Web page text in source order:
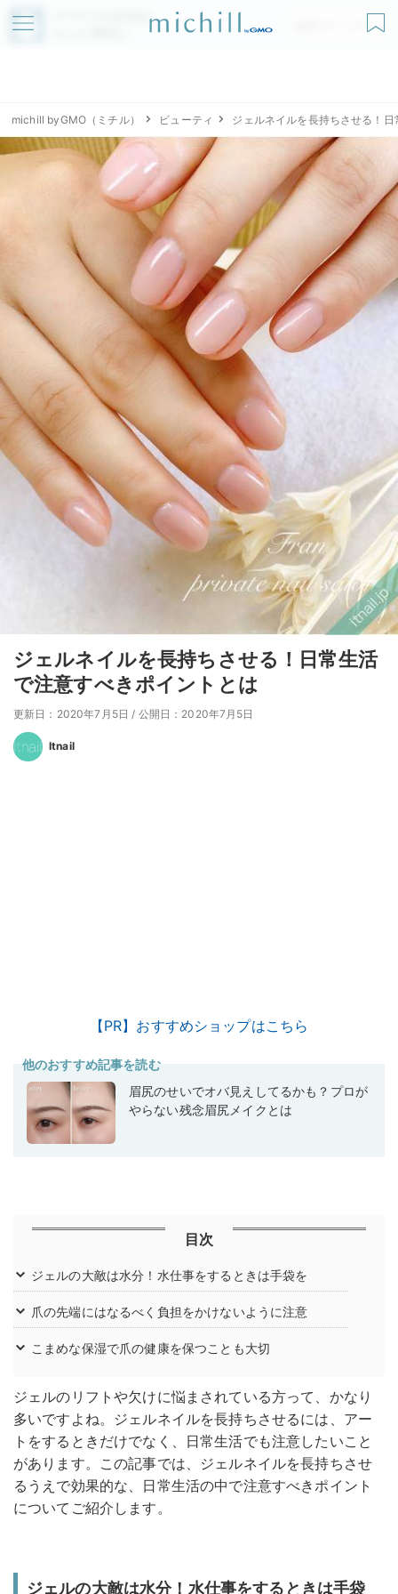
アプリでmichillが
無料ダウンロード
michill byGMO（ミチル） ビューティ ジェルネイルを長持ちさせる！
ジェルネイルを長持ちさせる！日常生活
で注意すべきポイントとは
更新日：2020年7月5日 / 公開日：2020年7月5日
Itnail
【PR】おすすめショップはこちら
他のおすすめ記事を読む
眉尻のせいでオバ見えしてるかも？プロが
やらない残念眉尻メイクとは
目次
ジェルの大敵は水分！水仕事をするときは手袋を
爪の先端にはなるべく負担をかけないように注意
こまめな保湿で爪の健康を保つことも大切
ジェルのリフトや欠けに悩まされている方って、かなり
多いですよね。ジェルネイルを長持ちさせるには、アー
トをするときだけでなく、日常生活でも注意したいこと
があります。この記事では、ジェルネイルを長持ちさせ
るうえで効果的な、日常生活の中で注意すべきポイント
についてご紹介します。
ジェルの大敵は水分！水仕事をするときは手袋